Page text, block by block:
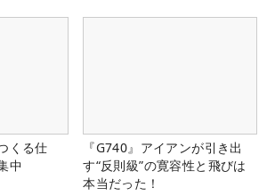
くる仕
中
『G740』アイアンが引き出
す“反則級”の寛容性と飛びは
本当だった！